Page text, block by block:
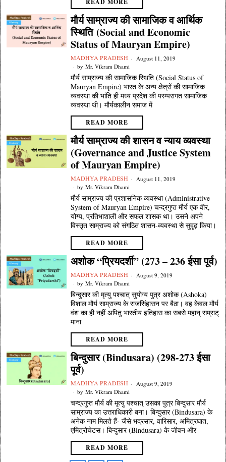
READ MORE
मौर्य साम्राज्य की सामाजिक व आर्थिक
स्थिति (Social and Economic
Status of Mauryan Empire)
MADHYA PRADESH
August 11, 2019
by Mr. Vikram Dhami
मौर्य साम्राज्य की सामाजिक स्थिति (Social Status of
Mauryan Empire) भारत के अन्य क्षेत्रों की सामाजिक
व्यवस्था की भांति ही मध्य प्रदेश की परम्परागत सामाजिक
व्यवस्था थी। मौर्यकालीन समाज में
READ MORE
मौर्य साम्राज्य की शासन व न्याय व्यवस्था
(Governance and Justice System
of Mauryan Empire)
MADHYA PRADESH
August 11, 2019
by Mr. Vikram Dhami
मौर्य साम्राज्य की प्रशासनिक व्यवस्था (Administrative
System of Mauryan Empire) चन्द्रगुप्त मौर्य एक वीर,
योग्य, प्रतिभाशाली और सफल शासक था। उसने अपने
विस्तृत साम्राज्य को संगठित शासन-व्यवस्था से सुदृढ़ किया।
READ MORE
अशोक “प्रियदर्शी” (273 – 236 ईसा पूर्व)
MADHYA PRADESH
August 9, 2019
by Mr. Vikram Dhami
बिन्दुसार की मृत्यु पश्चात् सुयोग्य पुत्र अशोक (Ashoka)
विशाल मौर्य साम्राज्य के राजसिंहासन पर बैठा। वह केवल मौर्य
वंश का ही नहीं अपितु भारतीय इतिहास का सबसे महान् सम्राट्
माना
READ MORE
बिन्दुसार (Bindusara) (298-273 ईसा
पूर्व)
MADHYA PRADESH
August 9, 2019
by Mr. Vikram Dhami
चन्द्रगुप्त मौर्य की मृत्यु पश्चात् उसका पुत्र बिन्दुसार मौर्य
साम्राज्य का उत्तराधिकारी बना। बिन्दुसार (Bindusara) के
अनेक नाम मिलते हैं- जैसे भद्रसार, वारिसार, अमित्रघात,
एमित्रोचेटस। बिन्दुसार (Bindusara) के जीवन और
READ MORE